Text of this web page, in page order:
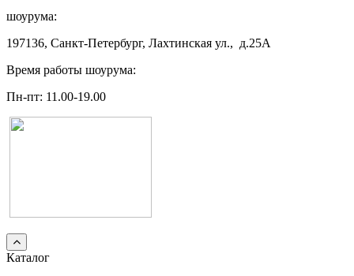
шоурума:
197136, Санкт-Петербург, Лахтинская ул., д.25А
Время работы шоурума:
Пн-пт: 11.00-19.00
Каталог